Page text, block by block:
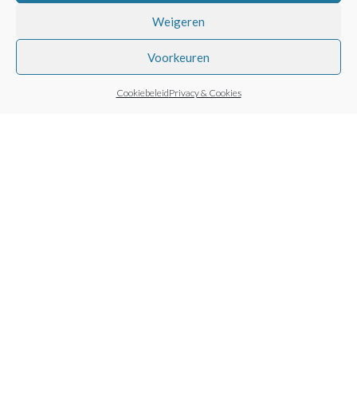
Weigeren
Voorkeuren
CookiebeleidPrivacy & Cookies